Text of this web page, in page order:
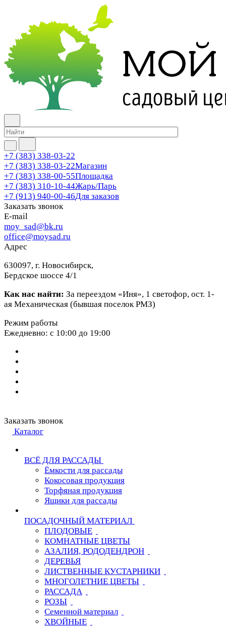
+7 (383) 338-03-22
+7 (383) 338-03-22Магазин
+7 (383) 338-00-55Площадка
+7 (383) 310-10-44Жарь/Парь
+7 (913) 940-00-46Для заказов
Заказать звонок
E-mail
moy_sad@bk.ru
office@moysad.ru
Адрес
630097, г. Новосибирск,
Бердское шоссе 4/1
Как нас найти: За переездом «Иня», 1 светофор, ост. 1-
ая Механическая (бывшая поселок РМЗ)
Режим работы
Ежедневно: с 10:00 до 19:00
Заказать звонок
Каталог
ВСЁ ДЛЯ РАССАДЫ
Ёмкости для рассады
Кокосовая продукция
Торфяная продукция
Ящики для рассады
ПОСАДОЧНЫЙ МАТЕРИАЛ
ПЛОДОВЫЕ
КОМНАТНЫЕ ЦВЕТЫ
АЗАЛИЯ, РОДОДЕНДРОН
ДЕРЕВЬЯ
ЛИСТВЕННЫЕ КУСТАРНИКИ
МНОГОЛЕТНИЕ ЦВЕТЫ
РАССАДА
РОЗЫ
Семенной материал
ХВОЙНЫЕ